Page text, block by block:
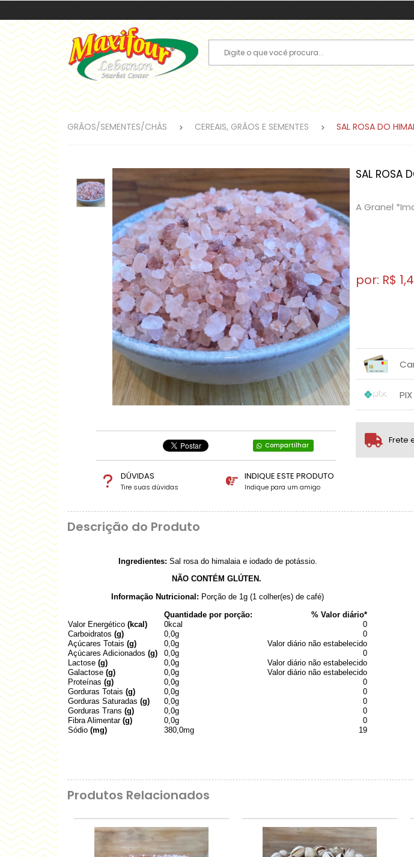
GRÃOS/SEMENTES/CHÁS CEREAIS, GRÃOS E SEMENTES SAL ROSA DO
Compartilhar
DÚVIDAS
Tire suas dúvidas
INDIQUE ESTE PRODUTO
Indique para um amigo
SAL ROSA
A Granel
por: R$
PIX
Frete
Descrição do Produto
Ingredientes: Sal rosa do himalaia e iodado de potássio.
NÃO CONTÉM GLÚTEN.
Informação Nutricional: Porção de 1g (1 colher(es) de café)
Quantidade por porção:
% Valor diário*
Valor Energético (kcal) 0kcal
0
Carboidratos (g) 0,0g
0
Açúcares Totais (g) 0,0g
Valor diário não estabelecido
Açúcares Adicionados (g) 0,0g
0
Lactose (g) 0,0g
Valor diário não estabelecido
Galactose (g) 0,0g
Valor diário não estabelecido
Proteínas (g) 0,0g
0
Gorduras Totais (g) 0,0g
0
Gorduras Saturadas (g) 0,0g
0
Gorduras Trans (g) 0,0g
0
Fibra Alimentar (g) 0,0g
0
Sódio (mg) 380,0mg 19
Produtos Relacionados